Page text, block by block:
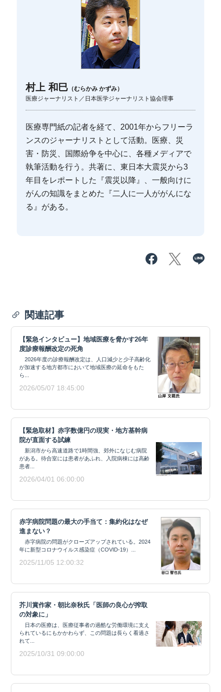
村上 和巳 （むらかみ かずみ）
医療ジャーナリスト／日本医学ジャーナリスト協会理事
医療専門紙の記者を経て、2001年からフリーラ
ンスのジャーナリストとして活動。医療、災
害・防災、国際紛争を中心に、各種メディアで
執筆活動を行う。共著に、東日本大震災から3
年目をレポートした『震災以降』、一般向けに
がんの知識をまとめた『二人に一人ががんにな
る』がある。
関連記事
【緊急インタビュー】地域医療を脅かす26年
度診療報酬改定の死角
2026年度の診療報酬改定は、人口減少と少子高齢化
が加速する地方都市において地域医療の延命をもた
ら...
2026/05/07 18:45:00
【緊急取材】赤字数億円の現実・地方基幹病
院が直面する試練
新潟市から高速道路で1時間強、郊外になじむ病院
がある。待合室には患者があふれ、入院病棟には高齢
患者...
2026/04/01 06:00:00
赤字病院問題の最大の手当て：集約化はなぜ
進まない？
赤字病院の問題がクローズアップされている。2024
年に新型コロナウイルス感染症（COVID-19）...
2025/11/05 12:00:32
芥川賞作家・朝比奈秋氏「医師の良心が搾取
の対象に」
日本の医療は、医療従事者の過酷な労働環境に支え
られているにもかかわらず、この問題は長らく看過さ
れて...
2025/10/31 09:00:00